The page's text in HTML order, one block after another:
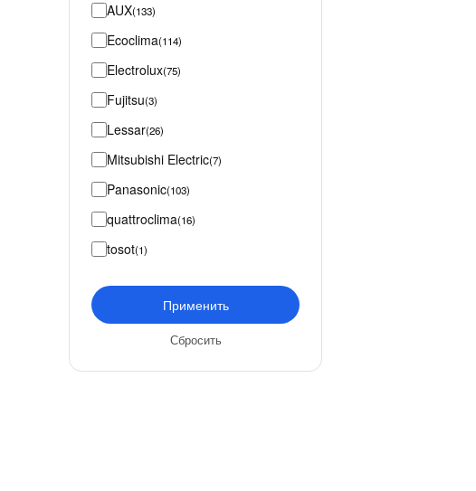
AUX(133)
Ecoclima(114)
Electrolux(75)
Fujitsu(3)
Lessar(26)
Mitsubishi Electric(7)
Panasonic(103)
quattroclima(16)
tosot(1)
Применить
Сбросить